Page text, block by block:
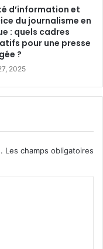
d’information et
du journalisme en
: quels cadres
pour une presse
?
2025
Les champs obligatoires